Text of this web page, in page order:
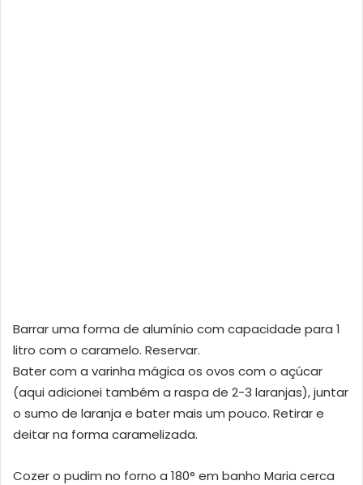
Barrar uma forma de alumínio com capacidade para 1
litro com o caramelo. Reservar.
Bater com a varinha mágica os ovos com o açúcar
(aqui adicionei também a raspa de 2-3 laranjas), juntar
o sumo de laranja e bater mais um pouco. Retirar e
deitar na forma caramelizada.
Cozer o pudim no forno a 180° em banho Maria cerca